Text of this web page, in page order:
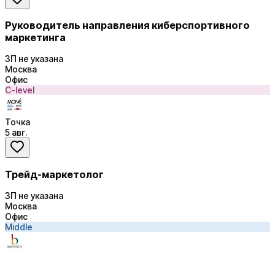
Руководитель направления киберспортивного
маркетинга
ЗП не указана
Москва
Офис
C-level
Точка
5 авг.
Трейд-маркетолог
ЗП не указана
Москва
Офис
Middle